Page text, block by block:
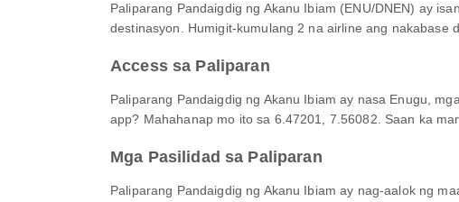
Paliparang Pandaigdig ng Akanu Ibiam (ENU/DNEN) ay
destinasyon. Humigit-kumulang 2 na airline ang nakabase
Access sa Paliparan
Paliparang Pandaigdig ng Akanu Ibiam ay nasa Enugu,
app? Mahahanap mo ito sa 6.47201, 7.56082. Saan ka
Mga Pasilidad sa Paliparan
Paliparang Pandaigdig ng Akanu Ibiam ay nag-aalok ng